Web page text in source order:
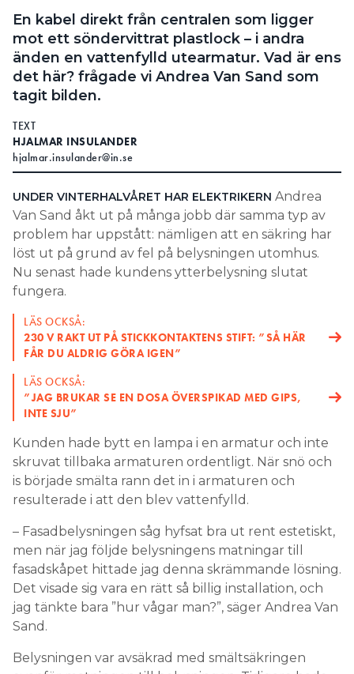
En kabel direkt från centralen som ligger
mot ett söndervittrat plastlock – i andra
änden en vattenfylld utearmatur. Vad är ens
det här? frågade vi Andrea Van Sand som
tagit bilden.
TEXT
HJALMAR INSULANDER
hjalmar.insulander@in.se
UNDER VINTERHALVÅRET HAR ELEKTRIKERN Andrea
Van Sand åkt ut på många jobb där samma typ av
problem har uppstått: nämligen att en säkring har
löst ut på grund av fel på belysningen utomhus.
Nu senast hade kundens ytterbelysning slutat
fungera.
LÄS OCKSÅ:
230 V RAKT UT PÅ STICKKONTAKTENS STIFT: ”SÅ HÄR
FÅR DU ALDRIG GÖRA IGEN”
LÄS OCKSÅ:
”JAG BRUKAR SE EN DOSA ÖVERSPIKAD MED GIPS,
INTE SJU”
Kunden hade bytt en lampa i en armatur och inte
skruvat tillbaka armaturen ordentligt. När snö och
is började smälta rann det in i armaturen och
resulterade i att den blev vattenfylld.
– Fasadbelysningen såg hyfsat bra ut rent estetiskt,
men när jag följde belysningens matningar till
fasadskåpet hittade jag denna skrämmande lösning.
Det visade sig vara en rätt så billig installation, och
jag tänkte bara ”hur vågar man?”, säger Andrea Van
Sand.
Belysningen var avsäkrad med smältsäkringen